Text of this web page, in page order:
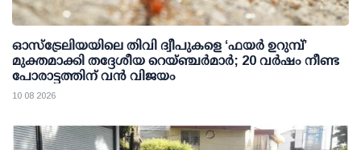
ഓസ്‌ട്രേലിയയിലെ തിവി ദ്വീപുകളെ ‘ഫയർ ഉറുമ്പ്’
മുക്തമാക്കി തദ്ദേശീയ റെയ്ഞ്ചർമാർ; 20 വർഷം നീണ്ട
പോരാട്ടത്തിന് വൻ വിജയം
10 08 2026